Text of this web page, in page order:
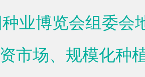
业博览会组委会
市场、规模化种